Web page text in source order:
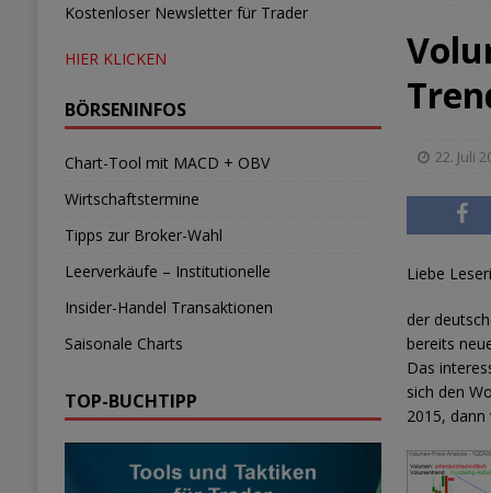
22. Juli
Liebe
der
bereits
Das
sich den
2015,
Kostenloser Newsletter für Trader
HIER KLICKEN
BÖRSENINFOS
Chart-Tool mit MACD + OBV
Wirtschaftstermine
Tipps zur Broker-Wahl
Leerverkäufe – Institutionelle
Insider-Handel Transaktionen
Saisonale Charts
TOP-BUCHTIPP